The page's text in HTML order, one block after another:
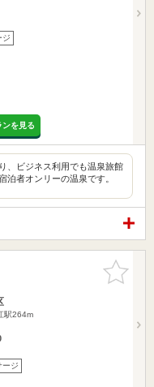
ジ
ンを見る
、ビジネス利用でも温泉旅館
泊者オンリーの温泉です。
お気に入
りに追加
駅264m
ージ